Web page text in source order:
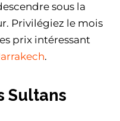
sous la
Privilégiez le mois
prix intéressant
.
Sultans